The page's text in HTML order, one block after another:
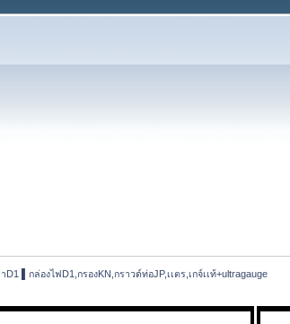
D1 ▌กล่องไฟD1,กรองKN,กราวด์ท่อJP,เเตร,เกจ์เเท้+ultragauge